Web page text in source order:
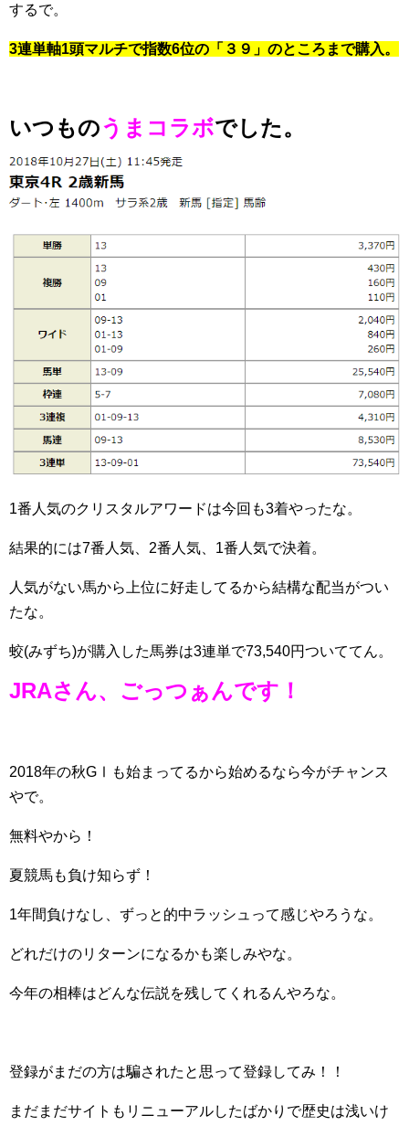
するで。
3連単軸1頭マルチで指数6位の「３９」のところまで購入。
いつものうまコラボでした。
1番人気のクリスタルアワードは今回も3着やったな。
結果的には7番人気、2番人気、1番人気で決着。
人気がない馬から上位に好走してるから結構な配当がつい
たな。
蛟(みずち)が購入した馬券は3連単で73,540円ついててん。
JRAさん、ごっつぁんです！
2018年の秋GⅠも始まってるから始めるなら今がチャンス
やで。
無料やから！
夏競馬も負け知らず！
1年間負けなし、ずっと的中ラッシュって感じやろうな。
どれだけのリターンになるかも楽しみやな。
今年の相棒はどんな伝説を残してくれるんやろな。
登録がまだの方は騙されたと思って登録してみ！！
まだまだサイトもリニューアルしたばかりで歴史は浅いけ